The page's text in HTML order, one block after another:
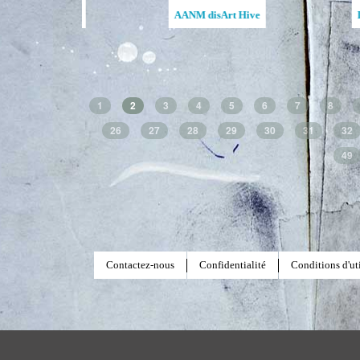
Ruches d'art de la MAATA Ruches d'art de
1 2 3 4 5 6 7 8
26
27 28 29 30 31 32
49
Contactez-nous Confidentialité Conditions